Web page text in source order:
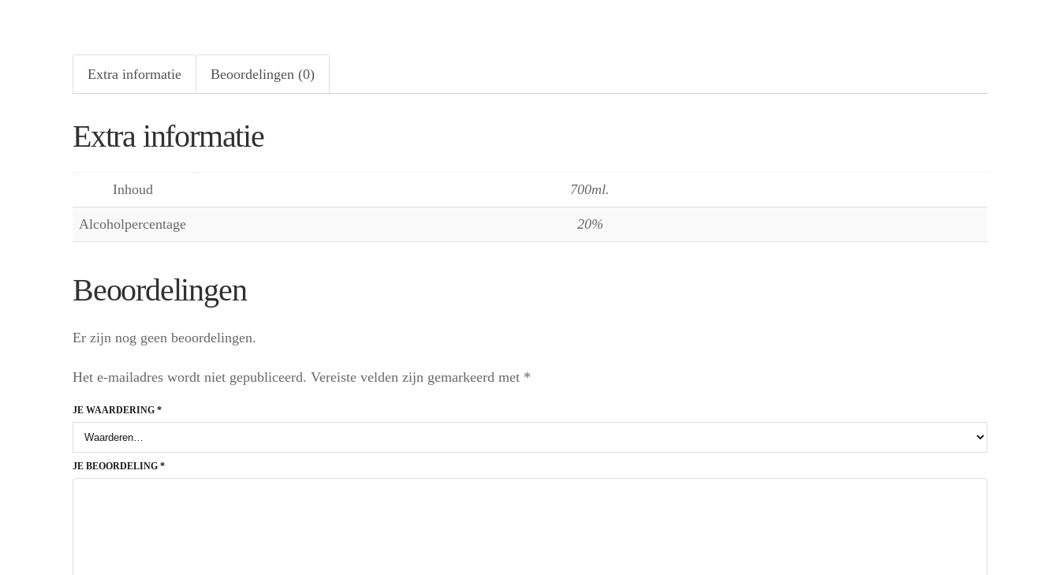
Extra informatie Beoordelingen (0)
Extra informatie
Inhoud 700ml.
Alcoholpercentage 20%
Beoordelingen
Er zijn nog geen beoordelingen.
Het e-mailadres wordt niet gepubliceerd. Vereiste velden zijn gemarkeerd met *
JE WAARDERING *
JE BEOORDELING *